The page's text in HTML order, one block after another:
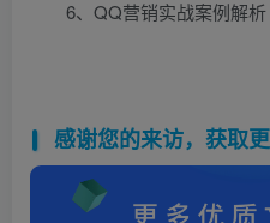
6、QQ营销实战案例解析
感谢您的来访，获取